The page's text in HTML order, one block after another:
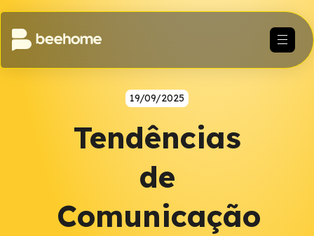
19/09/2025
Tendências
de
Comunicação